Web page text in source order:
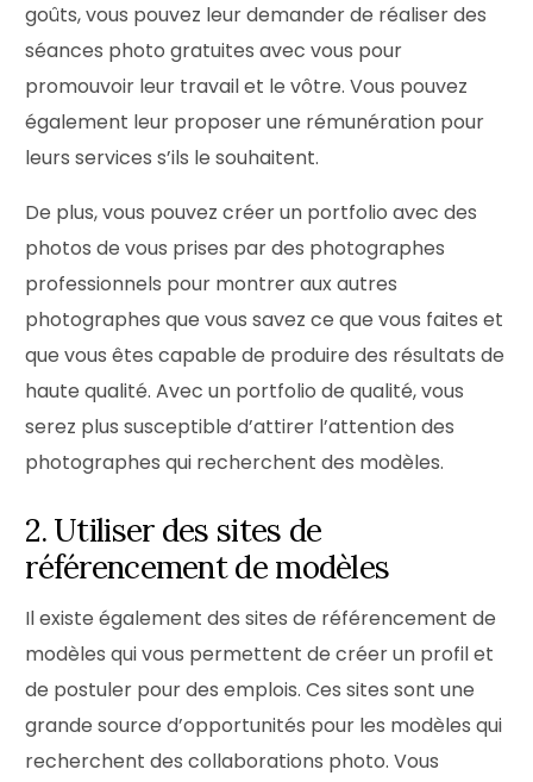
goûts, vous pouvez leur demander de réaliser des
séances photo gratuites avec vous pour
promouvoir leur travail et le vôtre. Vous pouvez
également leur proposer une rémunération pour
leurs services s’ils le souhaitent.
De plus, vous pouvez créer un portfolio avec des
photos de vous prises par des photographes
professionnels pour montrer aux autres
photographes que vous savez ce que vous faites et
que vous êtes capable de produire des résultats de
haute qualité. Avec un portfolio de qualité, vous
serez plus susceptible d’attirer l’attention des
photographes qui recherchent des modèles.
2. Utiliser des sites de
référencement de modèles
Il existe également des sites de référencement de
modèles qui vous permettent de créer un profil et
de postuler pour des emplois. Ces sites sont une
grande source d’opportunités pour les modèles qui
recherchent des collaborations photo. Vous